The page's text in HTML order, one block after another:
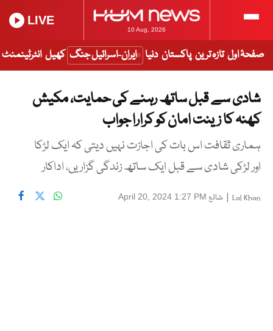
10 Aug, 2026
LIVE
صفحۂ اول تازہ ترین پاکستان دنیا ایران-اسرائیل جنگ کھیل انٹرٹینمنٹ
شادی سے قبل ساتھ رہنے کی حمایت، مکیش
کھنہ کا زینت امان کو کرارا جواب
ہماری ثقافت اس بات کی اجازت نہیں دیتی کہ ایک لڑکا
اور لڑکی شادی سے قبل ایک ساتھ زندگی گزاریں، اداکار
Lal Khan
| شائع April 20, 2024 1:27 PM